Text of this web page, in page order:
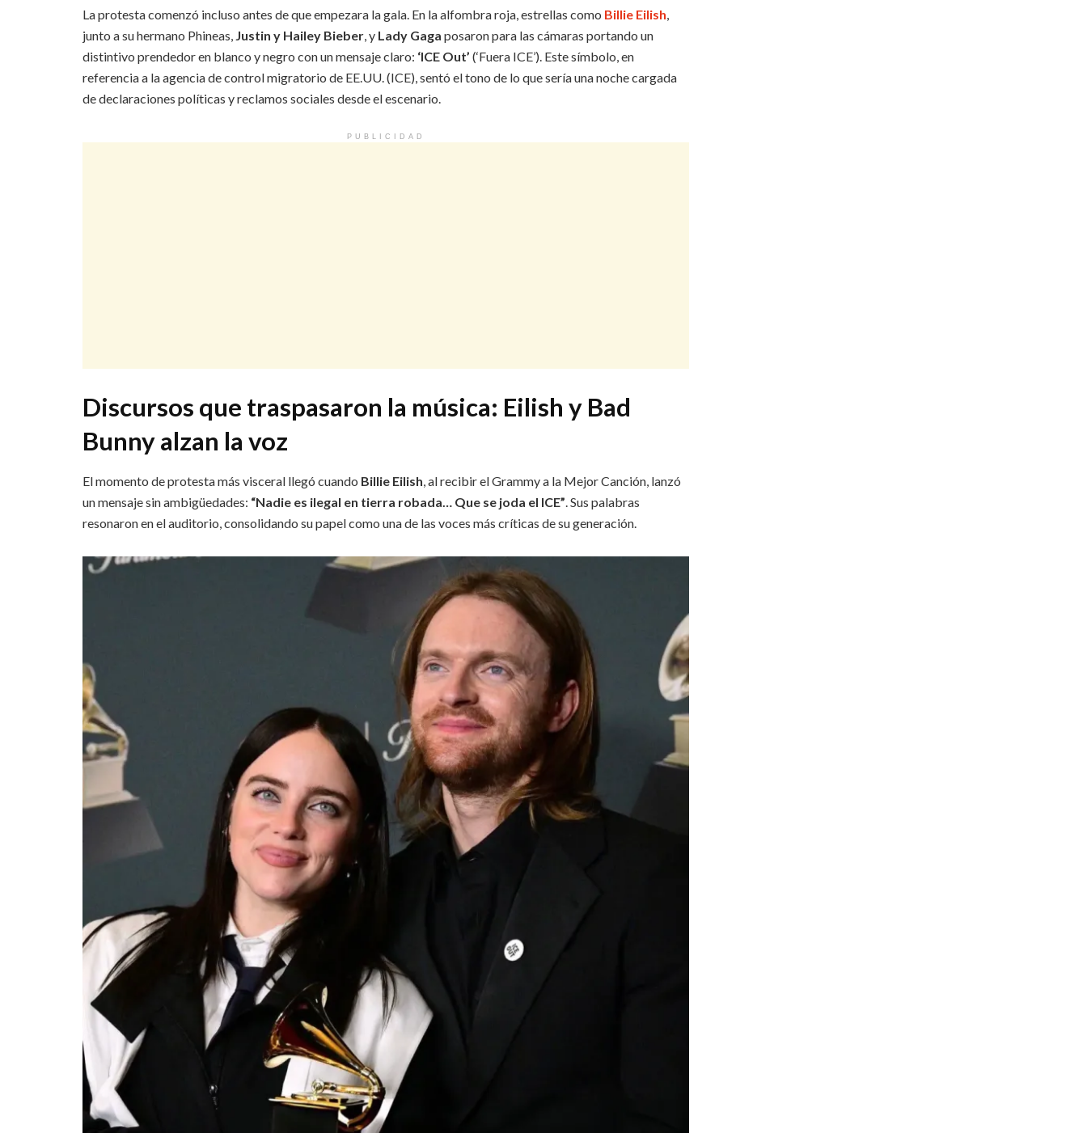
La protesta comenzó incluso antes de que empezara la gala. En la alfombra roja, estrellas como Billie Eilish,
junto a su hermano Phineas, Justin y Hailey Bieber, y Lady Gaga posaron para las cámaras portando un
distintivo prendedor en blanco y negro con un mensaje claro: ‘ICE Out’ (‘Fuera ICE’). Este símbolo, en
referencia a la agencia de control migratorio de EE.UU. (ICE), sentó el tono de lo que sería una noche cargada
de declaraciones políticas y reclamos sociales desde el escenario.
PUBLICIDAD
Discursos que traspasaron la música: Eilish y Bad
Bunny alzan la voz
El momento de protesta más visceral llegó cuando Billie Eilish , al recibir el Grammy a la Mejor Canción, lanzó
un mensaje sin ambigüedades: “Nadie es ilegal en tierra robada… Que se joda el ICE” . Sus palabras
resonaron en el auditorio, consolidando su papel como una de las voces más críticas de su generación.